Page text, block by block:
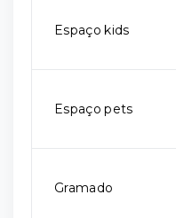
Espaço kids
Espaço pets
Gramado